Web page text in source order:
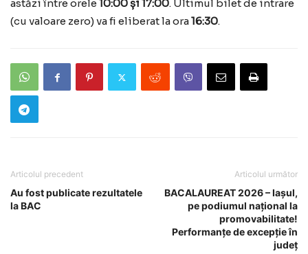
astăzi între orele 10:00 și 17:00. Ultimul bilet de intrare
(cu valoare zero) va fi eliberat la ora16:30.
Articolul precedent
Au fost publicate rezultatele
la BAC
Articolul următor
BACALAUREAT 2026 – Iașul,
pe podiumul național la
promovabilitate!
Performanțe de excepție în
județ